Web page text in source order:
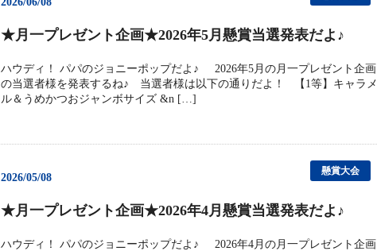
★月一プレゼント企画★2026年5月懸賞当選発表だよ♪
ハウディ！ パパのジョニーポップだよ♪ 2026年5月の月一プレゼント企画
の当選者様を発表するね♪ 当選者様は以下の通りだよ！ 【1等】キャラメ
ル＆うめかつおジャンボサイズ &n […]
2026/05/08
★月一プレゼント企画★2026年4月懸賞当選発表だよ♪
ハウディ！ パパのジョニーポップだよ♪ 2026年4月の月一プレゼント企画
懸賞大会